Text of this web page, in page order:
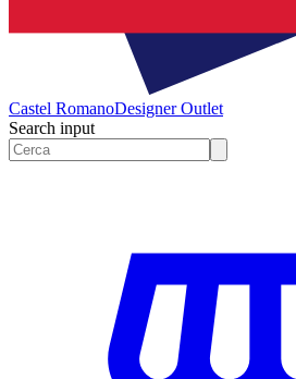
Castel RomanoDesigner Outlet
Search input